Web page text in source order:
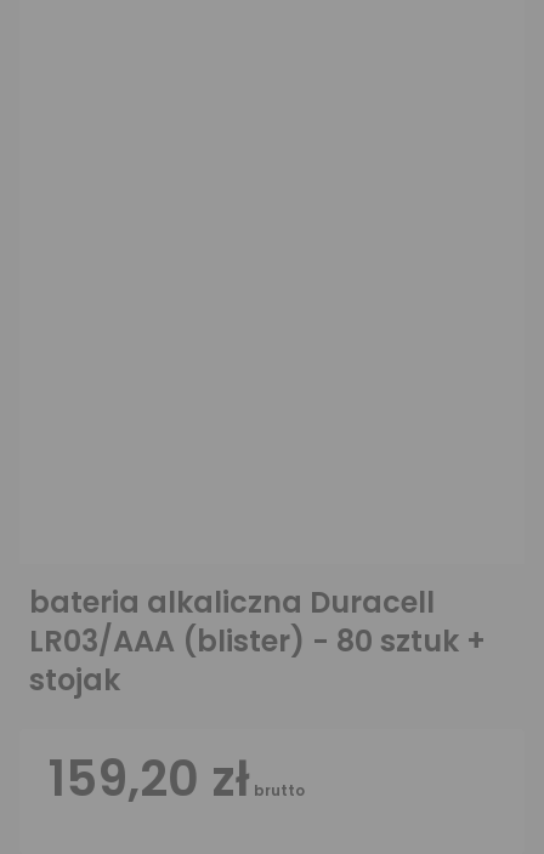
bateria alkaliczna Duracell
LR03/AAA (blister) - 80 sztuk +
stojak
159,20 zł brutto